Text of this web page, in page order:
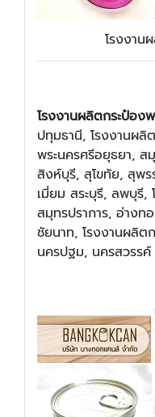
โรงงาน
โรงงานผลิตกระป๋อง
ปทุมธานี, โรงงานผลิ
พระนครศรีอยุธยา, ส
สิงห์บุรี, สุโขทัย, สุพ
เมี่ยม สระบุรี, ลพบุรี,
สมุทรปราการ, อ่างท
ชัยนาท, โรงงานผลิต
นครปฐม, นครสวรรค์